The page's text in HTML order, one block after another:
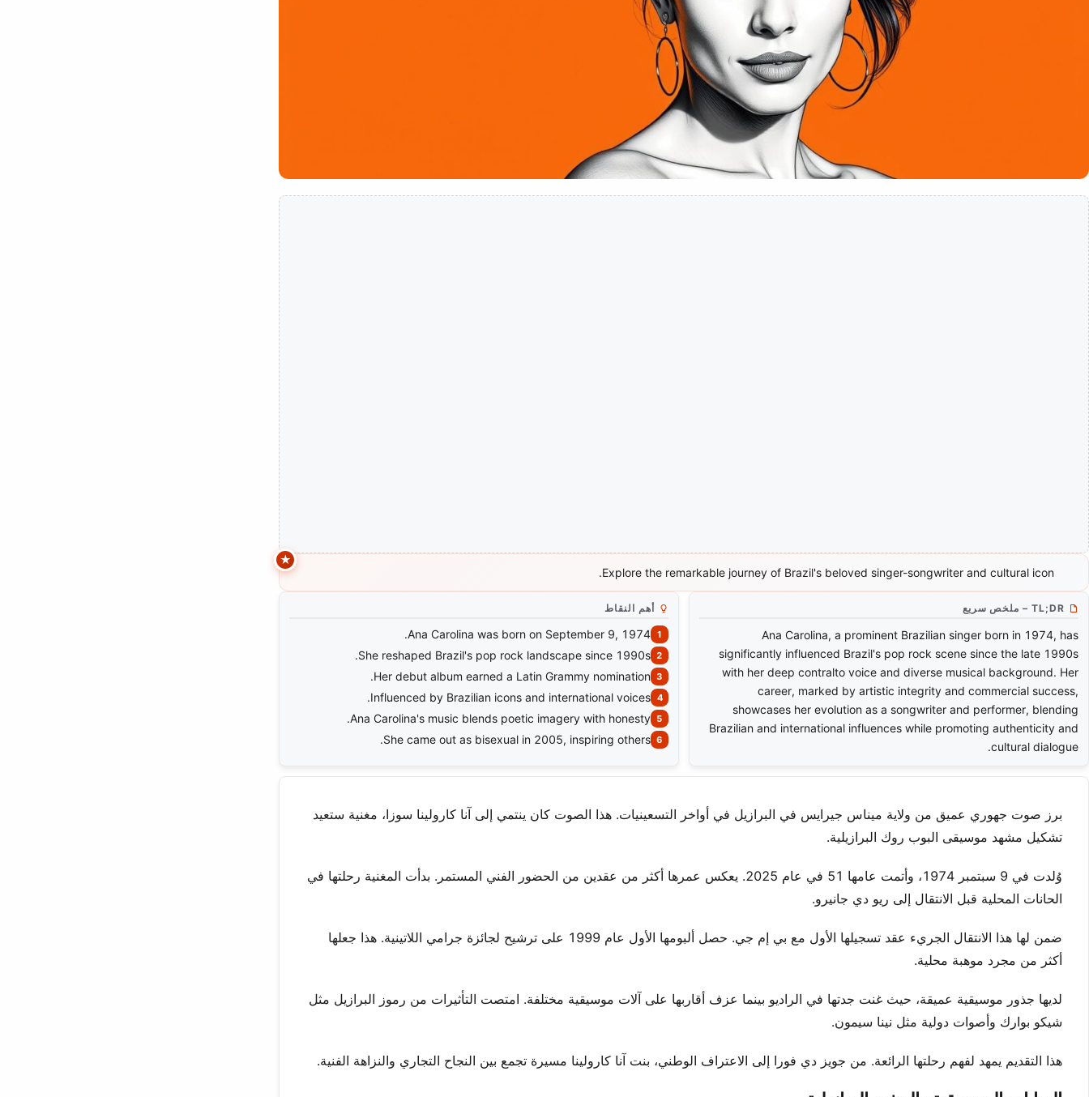
Explore the remarkable journey of Brazil's beloved singer-songwriter and cultural icon.
TL;DR – ملخص سريع
Ana Carolina, a prominent Brazilian singer born in 1974, has
significantly influenced Brazil's pop rock scene since the late 1990s
with her deep contralto voice and diverse musical background. Her
career, marked by artistic integrity and commercial success,
showcases her evolution as a songwriter and performer, blending
Brazilian and international influences while promoting authenticity and
cultural dialogue.
أهم النقاط
Ana Carolina was born on September 9, 1974.
She reshaped Brazil's pop rock landscape since 1990s.
Her debut album earned a Latin Grammy nomination.
Influenced by Brazilian icons and international voices.
Ana Carolina's music blends poetic imagery with honesty.
She came out as bisexual in 2005, inspiring others.
برز صوت جهوري عميق من ولاية ميناس جيرايس في البرازيل في أواخر التسعينيات. هذا الصوت كان ينتمي إلى آنا كارولينا سوزا، مغنية ستعيد
تشكيل مشهد موسيقى البوب روك البرازيلية.
وُلدت في 9 سبتمبر 1974، وأتمت عامها 51 في عام 2025. يعكس عمرها أكثر من عقدين من الحضور الفني المستمر. بدأت المغنية رحلتها في
الحانات المحلية قبل الانتقال إلى ريو دي جانيرو.
ضمن لها هذا الانتقال الجريء عقد تسجيلها الأول مع بي إم جي. حصل ألبومها الأول عام 1999 على ترشيح لجائزة جرامي اللاتينية. هذا جعلها
أكثر من مجرد موهبة محلية.
لديها جذور موسيقية عميقة، حيث غنت جدتها في الراديو بينما عزف أقاربها على آلات موسيقية مختلفة. امتصت التأثيرات من رموز البرازيل مثل
شيكو بوارك وأصوات دولية مثل نينا سيمون.
هذا التقديم يمهد لفهم رحلتها الرائعة. من جويز دي فورا إلى الاعتراف الوطني، بنت آنا كارولينا مسيرة تجمع بين النجاح التجاري والنزاهة الفنية.